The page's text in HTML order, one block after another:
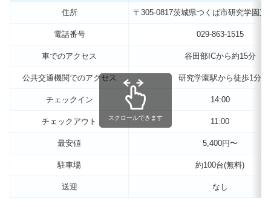
住所 〒305-0817茨城県つくば市研究学園五
電話番号 029-863-1515
車でのアクセス 谷田部ICから約15分
公共交通機関でのアクセス 研究学園駅から徒歩1分
チェックイン 14:00
チェックアウト 11:00
最安値 5,400円〜
駐車場 約100台(無料)
送迎 なし
スクロールできます